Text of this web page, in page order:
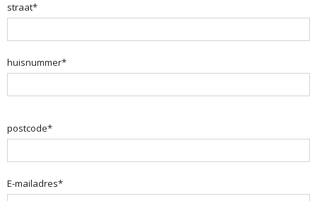
straat*
huisnummer*
postcode*
E-mailadres*